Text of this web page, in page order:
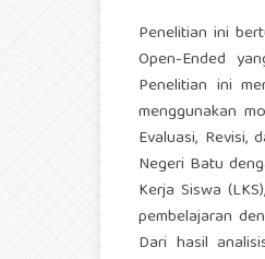
Penelitian ini
Open-Ended
Penelitian ini
menggunakan
Evaluasi,
Negeri Batu
Kerja Siswa
pembelajaran
Dari hasil